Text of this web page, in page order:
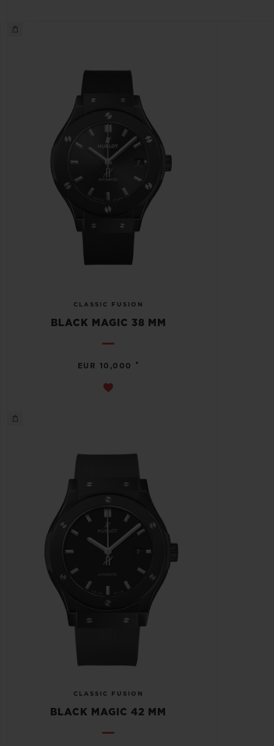
CLASSIC FUSION
BLACK MAGIC 38 MM
EUR 10,000 •
CLASSIC FUSION
BLACK MAGIC 42 MM